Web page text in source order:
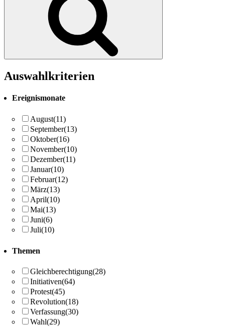
Auswahlkriterien
Ereignismonate
August(11)
September(13)
Oktober(16)
November(10)
Dezember(11)
Januar(10)
Februar(12)
März(13)
April(10)
Mai(13)
Juni(6)
Juli(10)
Themen
Gleichberechtigung(28)
Initiativen(64)
Protest(45)
Revolution(18)
Verfassung(30)
Wahl(29)